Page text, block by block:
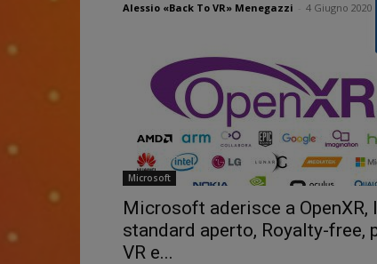
Alessio «Back To VR» Menegazzi 4 Giugno 2020
Microsoft
Microsoft aderisce a OpenXR,
standard aperto, Royalty-free,
VR e...